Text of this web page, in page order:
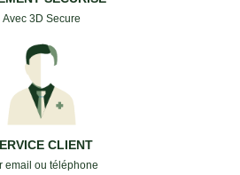
Avec 3D Secure
CLIENT
email ou téléphone